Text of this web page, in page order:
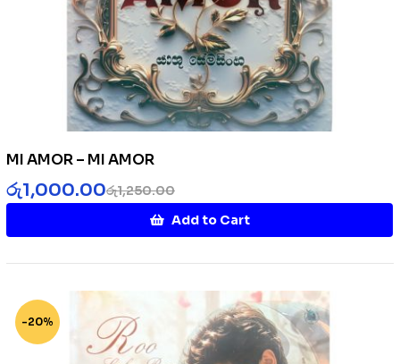
MI AMOR – MI AMOR
රු1,250.00
රු1,000.00
Add to Cart
-20%